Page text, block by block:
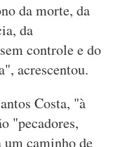
da morte, da
da
controle e do
acrescentou.
Costa, "à
"pecadores,
um caminho de